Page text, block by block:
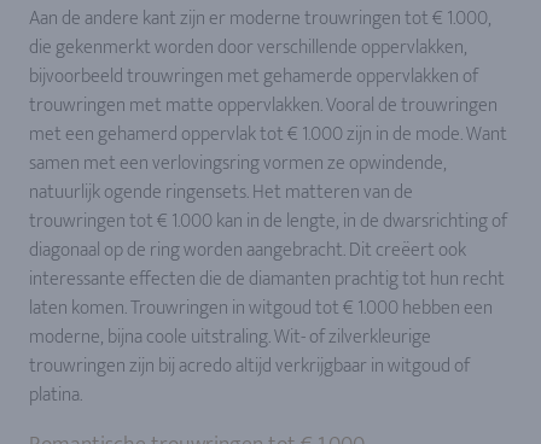
Aan de andere kant zijn er moderne trouwringen tot € 1.000,
die gekenmerkt worden door verschillende oppervlakken,
bijvoorbeeld trouwringen met gehamerde oppervlakken of
trouwringen met matte oppervlakken. Vooral de trouwringen
met een gehamerd oppervlak tot € 1.000 zijn in de mode. Want
samen met een verlovingsring vormen ze opwindende,
natuurlijk ogende ringensets. Het matteren van de
trouwringen tot € 1.000 kan in de lengte, in de dwarsrichting of
diagonaal op de ring worden aangebracht. Dit creëert ook
interessante effecten die de diamanten prachtig tot hun recht
laten komen. Trouwringen in witgoud tot € 1.000 hebben een
moderne, bijna coole uitstraling. Wit- of zilverkleurige
trouwringen zijn bij acredo altijd verkrijgbaar in witgoud of
platina.